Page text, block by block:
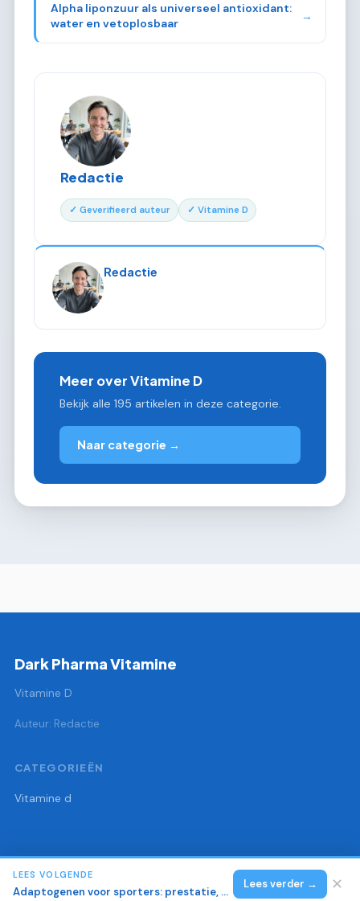
Alpha liponzuur als universeel antioxidant:
water en vetoplosbaar
→
Redactie
✓ Geverifieerd auteur ✓ Vitamine D
Redactie
Meer over Vitamine D
Bekijk alle 195 artikelen in deze categorie.
Naar categorie →
Dark Pharma Vitamine
Vitamine D
Auteur: Redactie
CATEGORIEËN
Vitamine d
© 2026 Dark Pharma Vitamine Alle rechten voorbehouden.
LEES VOLGENDE
Adaptogenen voor sporters: prestatie, herstel en cortisol regulatie
Lees verder → ✕